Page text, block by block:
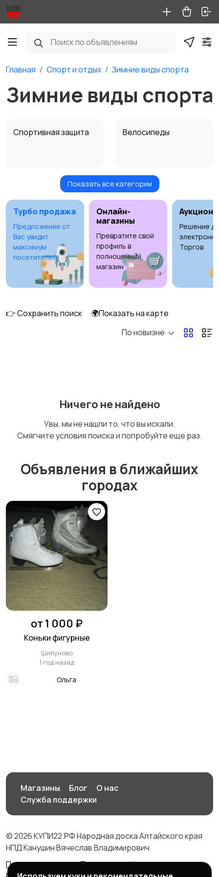
Главная Спорт и отдых Зимние виды спорта
Зимние виды спорта
Спортивная защита Велосипеды
скейтбординг
Самокаты и
гироскутеры
Бильярд и боулинг Водные виды спорта
природе
дартс
Тренажеры и фитнес Спортивное питание
Другое
Показать все категории
Турбо продажа
Предложение от
Вас увидит
максимум
посетителей!
Онлайн-
магазины
Превратите свой
профиль в
полноценный
магазин
Аукционы
Решение
Торгов
👉 Сохранить поиск
🌍Показать на карте
По новизне
Ничего не найдено
Увы, мы не нашли то, что вы искали.
Смягчите условия поиска и попробуйте еще раз.
Объявления в ближайших
городах
от 1 000 ₽
Коньки фигурные
Шипуново
1 год назад
Ольга
Магазины Блог
О нас
Служба поддержки
© 2026 КУПИ22.РФ Народная доска Алтайского края
НПД Канушин Вячеслав Владимирович
Правила сервиса
Политика конфиденциальности